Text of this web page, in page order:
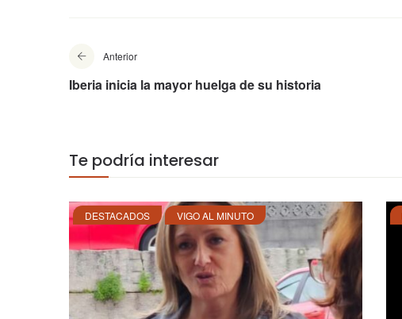
Anterior
Iberia inicia la mayor huelga de su historia
Te podría interesar
DESTACADOS VIGO AL MINUTO